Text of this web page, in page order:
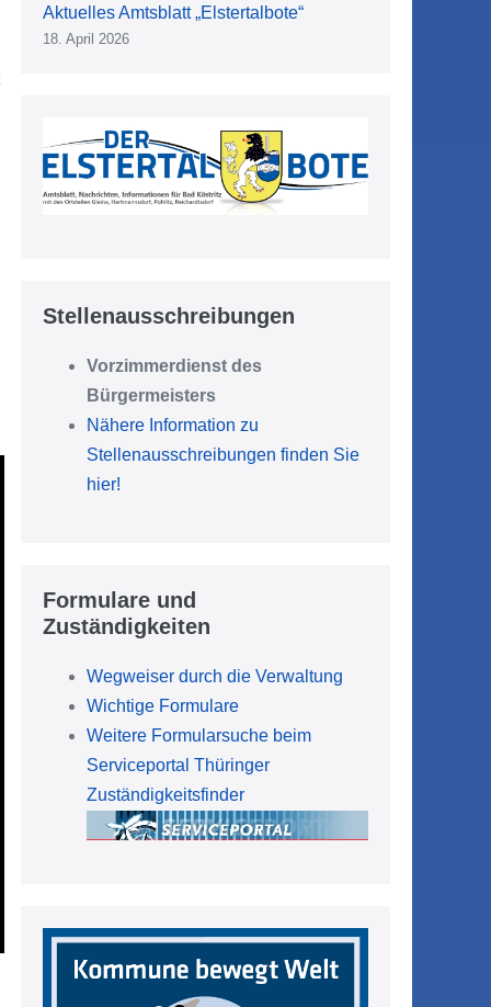
Aktuelles Amtsblatt „Elstertalbote“
18. April 2026
Stellenausschreibungen
Vorzimmerdienst des
Bürgermeisters
Nähere Information zu
Stellenausschreibungen finden Sie
hier!
Formulare und
Zuständigkeiten
Wegweiser durch die Verwaltung
Wichtige Formulare
Weitere Formularsuche beim
Serviceportal Thüringer
Zuständigkeitsfinder